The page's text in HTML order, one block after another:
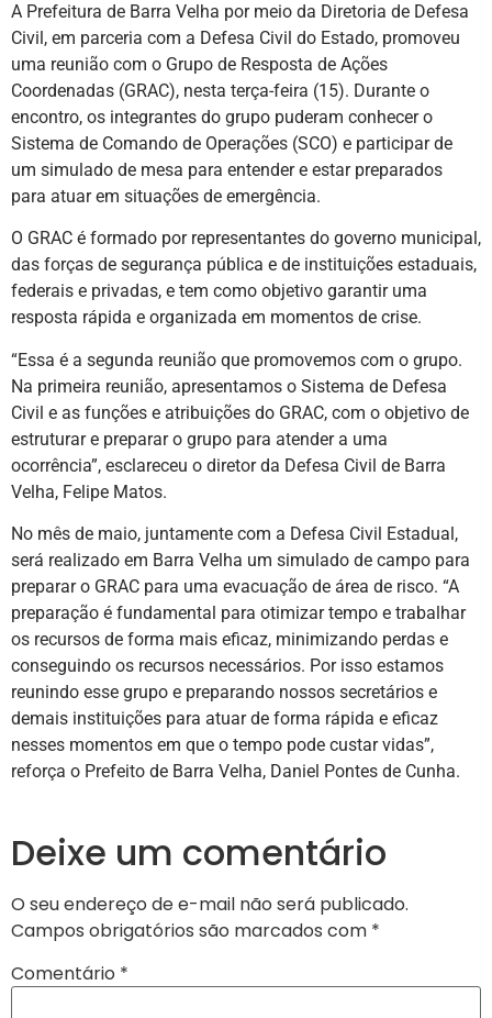
A Prefeitura de Barra Velha por meio da Diretoria de Defesa
Civil, em parceria com a Defesa Civil do Estado, promoveu
uma reunião com o Grupo de Resposta de Ações
Coordenadas (GRAC), nesta terça-feira (15). Durante o
encontro, os integrantes do grupo puderam conhecer o
Sistema de Comando de Operações (SCO) e participar de
um simulado de mesa para entender e estar preparados
para atuar em situações de emergência.
O GRAC é formado por representantes do governo municipal,
das forças de segurança pública e de instituições estaduais,
federais e privadas, e tem como objetivo garantir uma
resposta rápida e organizada em momentos de crise.
“Essa é a segunda reunião que promovemos com o grupo.
Na primeira reunião, apresentamos o Sistema de Defesa
Civil e as funções e atribuições do GRAC, com o objetivo de
estruturar e preparar o grupo para atender a uma
ocorrência”, esclareceu o diretor da Defesa Civil de Barra
Velha, Felipe Matos.
No mês de maio, juntamente com a Defesa Civil Estadual,
será realizado em Barra Velha um simulado de campo para
preparar o GRAC para uma evacuação de área de risco. “A
preparação é fundamental para otimizar tempo e trabalhar
os recursos de forma mais eficaz, minimizando perdas e
conseguindo os recursos necessários. Por isso estamos
reunindo esse grupo e preparando nossos secretários e
demais instituições para atuar de forma rápida e eficaz
nesses momentos em que o tempo pode custar vidas”,
reforça o Prefeito de Barra Velha, Daniel Pontes de Cunha.
Deixe um comentário
O seu endereço de e-mail não será publicado.
Campos obrigatórios são marcados com *
Comentário *